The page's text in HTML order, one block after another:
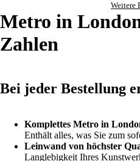
Weitere
Metro in
Zahlen
Bei jeder Bestellung
Komplettes Metro in
Enthält alles, was Sie zum
Leinwand von höchster
Langlebigkeit Ihres